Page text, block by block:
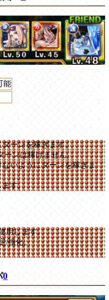
能
ターンを稼ぎます。
ーンは稼げません。
いようにターンを稼ぎま
ます。
用します。
/強化。
0